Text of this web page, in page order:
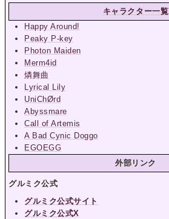
キャラクター一覧
Happy Around!
Peaky P-key
Photon Maiden
Merm4id
燐舞曲
Lyrical Lily
UniChØrd
Abyssmare
Call of Artemis
A Bad Cynic Doggo
EGOEGG
外部リンク
グルミク公式
グルミク公式サイト
グルミク公式X